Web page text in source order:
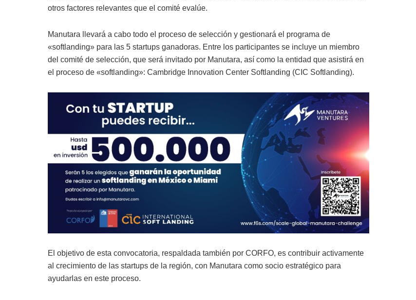
otros factores relevantes que el comité evalúe.
Manutara llevará a cabo todo el proceso de selección y gestionará el programa de
«softlanding» para las 5 startups ganadoras. Entre los participantes se incluye un miembro
del comité de selección, que será invitado por Manutara, así como la entidad que asistirá en
el proceso de «softlanding»: Cambridge Innovation Center Softlanding (CIC Softlanding).
El objetivo de esta convocatoria, respaldada también por CORFO, es contribuir activamente
al crecimiento de las startups de la región, con Manutara como socio estratégico para
ayudarlas en este proceso.